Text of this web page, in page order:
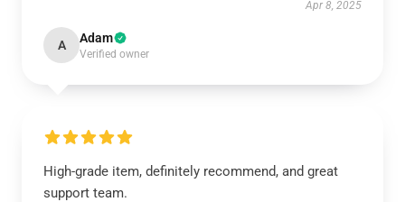
Apr 8, 2025
A Adam
Verified owner
High-grade item, definitely recommend, and great
support team.